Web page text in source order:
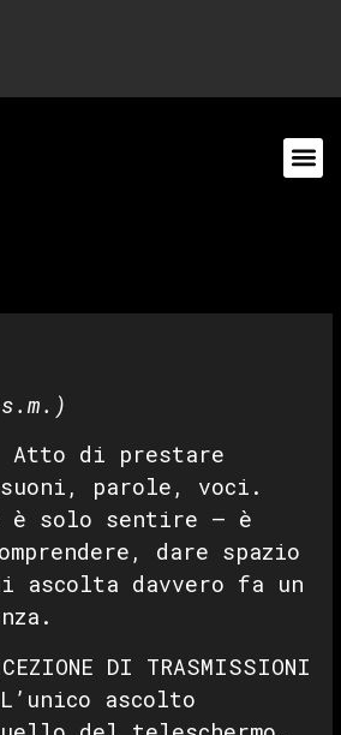
Atto di prestare
parole, voci.
è solo sentire — è
dare spazio
ascolta davvero fa un
DI TRASMISSIONI
L’unico ascolto